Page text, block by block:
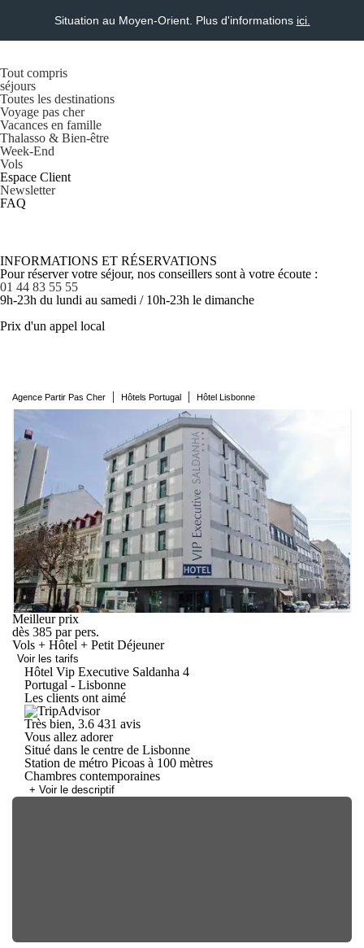
Situation au Moyen-Orient. Plus d'informations ici.
Tout compris
séjours
Toutes les destinations
Voyage pas cher
Vacances en famille
Thalasso & Bien-être
Week-End
Vols
Espace Client
Newsletter
FAQ
INFORMATIONS ET RÉSERVATIONS
Pour réserver votre séjour, nos conseillers sont à votre écoute :
01 44 83 55 55
9h-23h du lundi au samedi / 10h-23h le dimanche
Prix d'un appel local
Agence Partir Pas Cher | Hôtels Portugal | Hôtel Lisbonne
Meilleur prix
dès 385 par pers.
Vols + Hôtel + Petit Déjeuner
Voir les tarifs
Hôtel Vip Executive Saldanha 4
Portugal - Lisbonne
Les clients ont aimé
Très bien, 3.6 431 avis
Vous allez adorer
Situé dans le centre de Lisbonne
Station de métro Picoas à 100 mètres
Chambres contemporaines
+ Voir le descriptif